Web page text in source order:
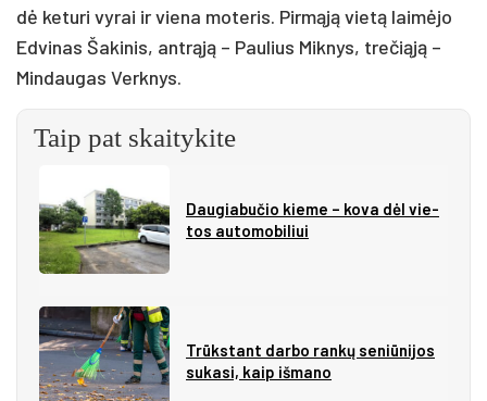
dė ke­tu­ri vy­rai ir vie­na mo­te­ris. Pir­mą­ją vie­tą lai­mė­jo
Ed­vi­nas Ša­ki­nis, ant­rą­ją – Pau­lius Mik­nys, tre­čią­ją –
Min­dau­gas Verk­nys.
Taip pat skaitykite
Dau­gia­bu­čio kie­me – ko­va dėl vie­
tos au­to­mo­bi­liui
Trūks­tant dar­bo ran­kų se­niū­ni­jos
su­ka­si, kaip iš­ma­no